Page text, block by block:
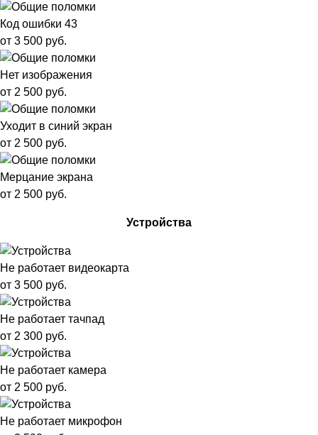
Код ошибки 43
от 3 500 руб.
Нет изображения
от 2 500 руб.
Уходит в синий экран
от 2 500 руб.
Мерцание экрана
от 2 500 руб.
Устройства
Не работает видеокарта
от 3 500 руб.
Не работает тачпад
от 2 300 руб.
Не работает камера
от 2 500 руб.
Не работает микрофон